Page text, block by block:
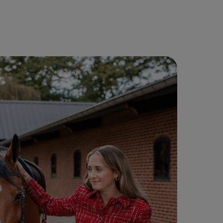
behoud van het persoonlijke contact
waar Lochem zoveel waarde aan
hecht.
rechts door de lijst